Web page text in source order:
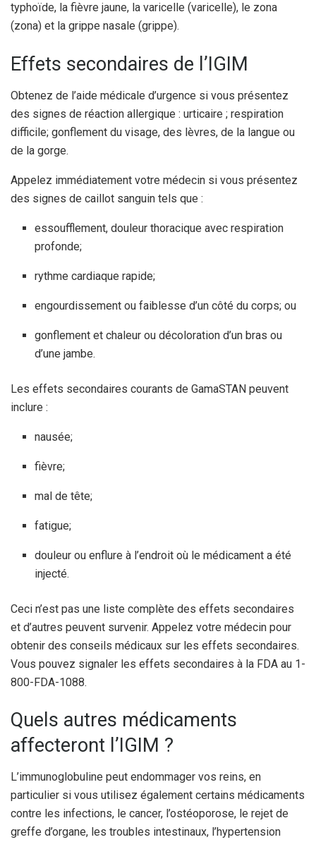
typhoïde, la fièvre jaune, la varicelle (varicelle), le zona
(zona) et la grippe nasale (grippe).
Effets secondaires de l’IGIM
Obtenez de l’aide médicale d’urgence si vous présentez
des signes de réaction allergique : urticaire ; respiration
difficile; gonflement du visage, des lèvres, de la langue ou
de la gorge.
Appelez immédiatement votre médecin si vous présentez
des signes de caillot sanguin tels que :
essoufflement, douleur thoracique avec respiration
profonde;
rythme cardiaque rapide;
engourdissement ou faiblesse d’un côté du corps; ou
gonflement et chaleur ou décoloration d’un bras ou
d’une jambe.
Les effets secondaires courants de GamaSTAN peuvent
inclure :
nausée;
fièvre;
mal de tête;
fatigue;
douleur ou enflure à l’endroit où le médicament a été
injecté.
Ceci n’est pas une liste complète des effets secondaires
et d’autres peuvent survenir. Appelez votre médecin pour
obtenir des conseils médicaux sur les effets secondaires.
Vous pouvez signaler les effets secondaires à la FDA au 1-
800-FDA-1088.
Quels autres médicaments
affecteront l’IGIM ?
L’immunoglobuline peut endommager vos reins, en
particulier si vous utilisez également certains médicaments
contre les infections, le cancer, l’ostéoporose, le rejet de
greffe d’organe, les troubles intestinaux, l’hypertension